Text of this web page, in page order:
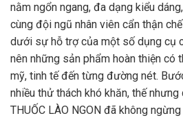
nằm ngổn ngang, đa dạng kiểu
cùng đội ngũ nhân viên cẩn thận
dưới sự hỗ trợ của một số dụng cụ
nên những sản phẩm hoàn thiện có
mỹ, tinh tế đến từng đường nét.
nhiều thử thách khó khăn, thế
THUỐC LÀO NGON đã không